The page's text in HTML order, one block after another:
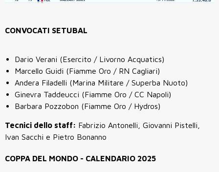
CONVOCATI SETUBAL
Dario Verani (Esercito / Livorno Acquatics)
Marcello Guidi (Fiamme Oro / RN Cagliari)
Andera Filadelli (Marina Militare / Superba Nuoto)
Ginevra Taddeucci (Fiamme Oro / CC Napoli)
Barbara Pozzobon (Fiamme Oro / Hydros)
Tecnici dello staff: Fabrizio Antonelli, Giovanni Pistelli,
Ivan Sacchi e Pietro Bonanno
COPPA DEL MONDO - CALENDARIO 2025